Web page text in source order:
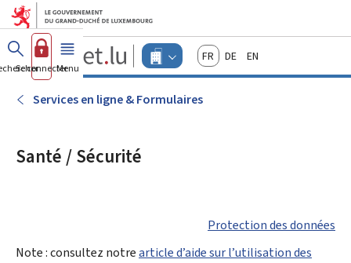
Aller au menu principal
Aller au contenu
Guichet.lu
Changer
d'espace
Menu
FrançaisDeutschEnglish
Se connecterMenu principal
Services en ligne & Formulaires
Santé / Sécurité
Protection des données
Note : consultez notrearticle d’aide sur l’utilisation des